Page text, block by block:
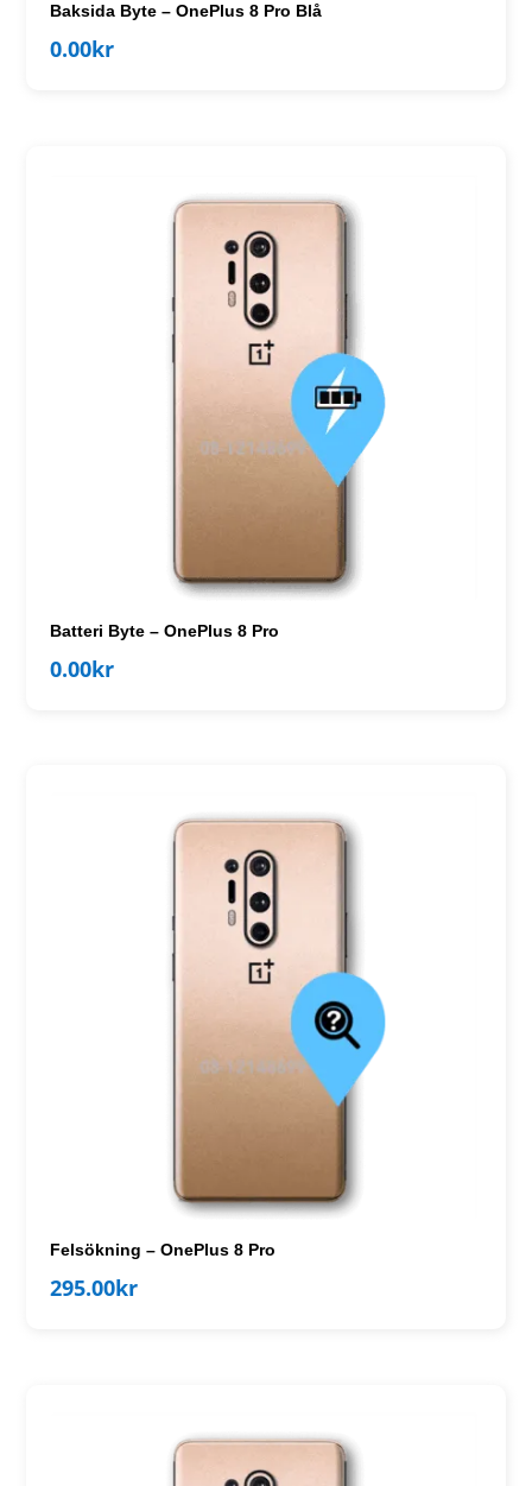
Baksida Byte – OnePlus 8 Pro Blå
0.00kr
Batteri Byte – OnePlus 8 Pro
0.00kr
Felsökning – OnePlus 8 Pro
295.00kr